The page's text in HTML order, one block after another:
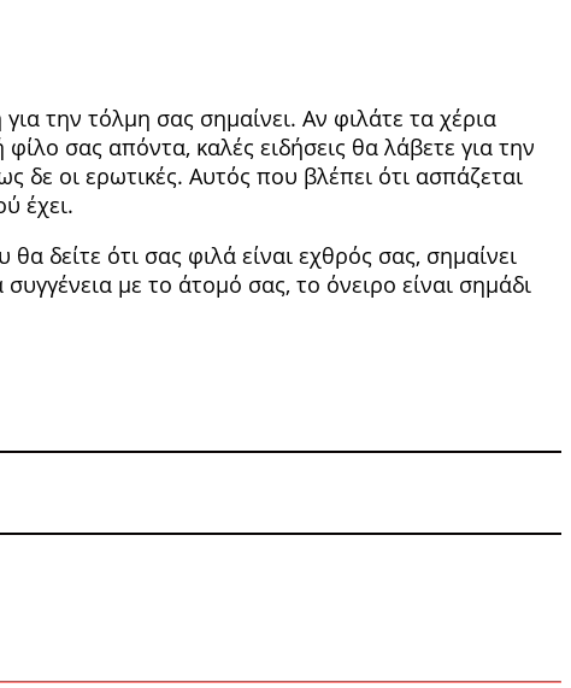
την τόλμη σας σημαίνει. Αν φιλάτε τα χέρια
σας απόντα, καλές ειδήσεις θα λάβετε για την
δε οι ερωτικές. Αυτός που βλέπει ότι ασπά­ζεται
έχει.
δείτε ότι σας φιλά εί­ναι εχθρός σας, σημαίνει
συγγένεια με το άτομό σας, το όνειρο είναι σημάδι